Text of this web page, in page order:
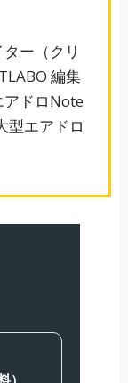
ー（クリ
編集
ドロNote
型エアドロ